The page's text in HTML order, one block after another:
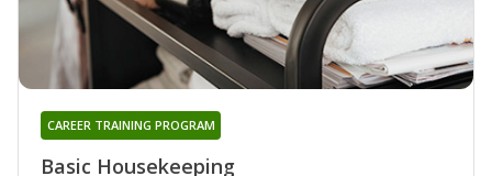
Basic Housekeeping
CAREER TRAINING PROGRAM